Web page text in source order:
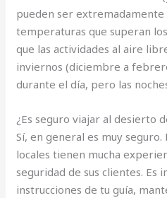
pueden ser extremadamente
temperaturas que superan
que las actividades al aire
inviernos (diciembre a
durante el día, pero las
¿Es seguro viajar al desierto
Sí, en general es muy
locales tienen mucha
seguridad de sus clientes. Es
instrucciones de tu guía,